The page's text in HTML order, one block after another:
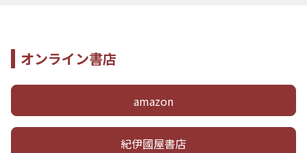
オンライン書店
amazon
紀伊國屋書店